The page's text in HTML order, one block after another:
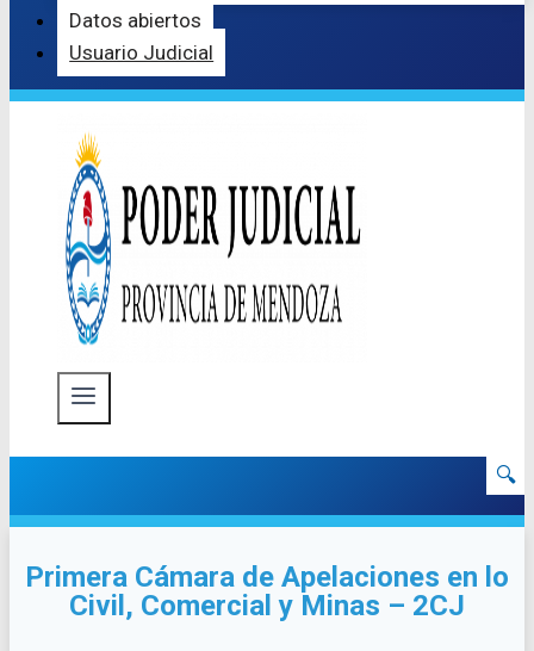
Datos abiertos
Usuario Judicial
🔍
Primera Cámara de Apelaciones en lo
Civil, Comercial y Minas – 2CJ